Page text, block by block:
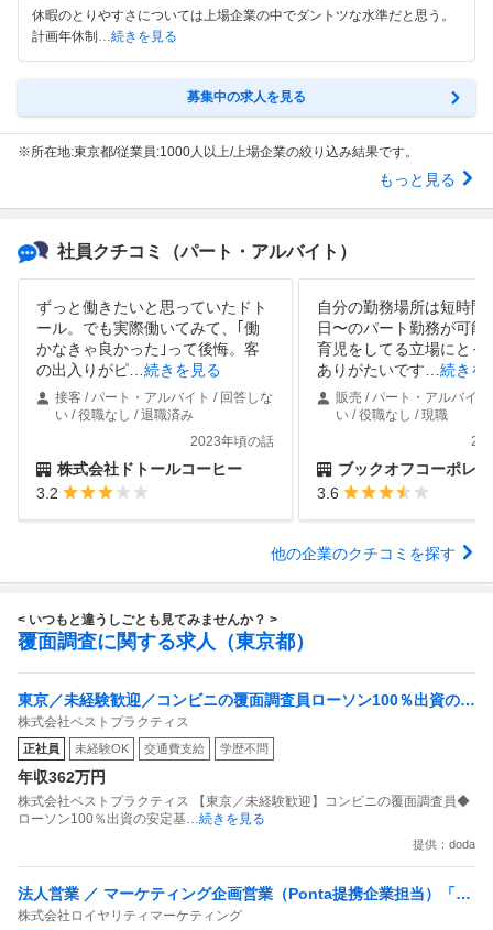
休暇のとりやすさについては上場企業の中でダントツな水準だと思う。
計画年休制 …続きを見る
募集中の求人を見る
※所在地:東京都/従業員:1000人以上/上場企業の絞り込み結果です。
もっと見る
社員クチコミ （パート・アルバイト）
ずっと働きたいと思っていたドト
ール。でも実際働いてみて、｢働
かなきゃ良かった｣って後悔。客
の出入りがピ
続きを見る
接客 / パート・アルバイト / 回答しな
い / 役職なし / 退職済み
2023年頃の話
株式会社ドトールコーヒー
3.2
自分の勤務場所は短時間
日〜のパート勤務が可能
育児をしてる立場にとっ
ありがたいです
続きを
販売 / パート・アルバイ
い / 役職なし / 現職
ブックオフコーポレーショ
3.6
他の企業のクチコミを探す
< いつもと違うしごとも見てみませんか？ >
覆面調査に関する求人（東京都）
東京／未経験歓迎／コンビニの覆面調査員ローソン100％出資の安
定基盤／月５日在宅／残業月10時間
株式会社ベストプラクティス
正社員 未経験OK 交通費支給 学歴不問
年収362万円
株式会社ベストプラクティス 【東京／未経験歓迎】コンビニの覆面調査員◆
ローソン100％出資の安定基…続きを見る
提供：doda
法人営業 ／ マーケティング企画営業（Ponta提携企業担当）「国
内最大級の共通ポイントサービスを展開／無駄のない消費社会を
株式会社ロイヤリティマーケティング